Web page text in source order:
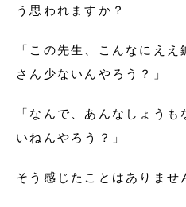
う思われますか？
「この先生、こんなにえ
さん少ないんやろう？」
「なんで、あんなしょう
いねんやろう？」
そう感じたことはありませ